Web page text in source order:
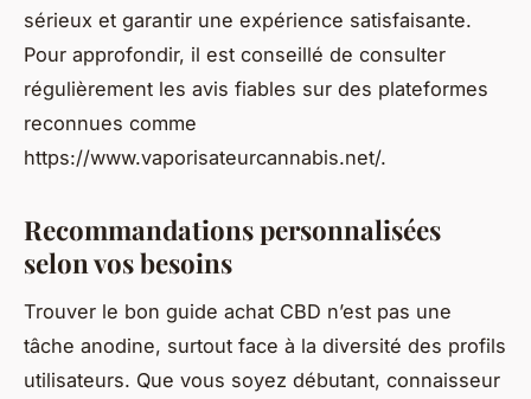
sérieux et garantir une expérience satisfaisante.
Pour approfondir, il est conseillé de consulter
régulièrement les avis fiables sur des plateformes
reconnues comme
https://www.vaporisateurcannabis.net/.
Recommandations personnalisées
selon vos besoins
Trouver le bon guide achat CBD n’est pas une
tâche anodine, surtout face à la diversité des profils
utilisateurs. Que vous soyez débutant, connaisseur